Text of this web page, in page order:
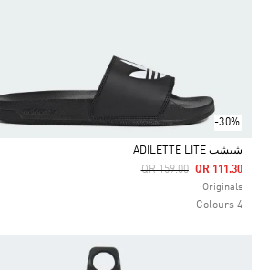
-30%
Selected
شبشب ADILETTE LITE
Price Reduced From
QR 159.00ToQR 111.30
Originals
4 Colours